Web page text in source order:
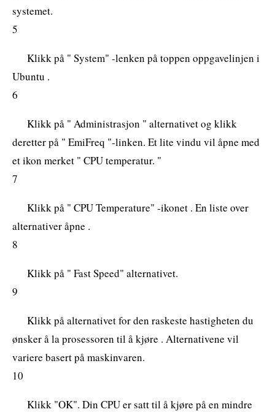
systemet.
5
Klikk på " System" -lenken på toppen oppgavelinjen i
Ubuntu .
6
Klikk på " Administrasjon " alternativet og klikk
deretter på " EmiFreq "-linken. Et lite vindu vil åpne med
et ikon merket " CPU temperatur. "
7
Klikk på " CPU Temperature" -ikonet . En liste over
alternativer åpne .
8
Klikk på " Fast Speed" alternativet.
9
Klikk på alternativet for den raskeste hastigheten du
ønsker å la prosessoren til å kjøre . Alternativene vil
variere basert på maskinvaren.
10
Klikk "OK". Din CPU er satt til å kjøre på en mindre